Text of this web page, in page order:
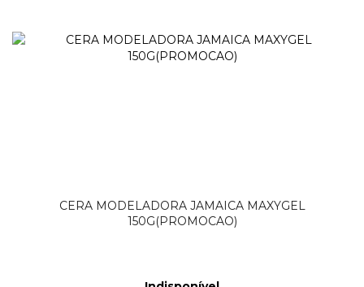
CERA MODELADORA JAMAICA MAXYGEL
150G(PROMOCAO)